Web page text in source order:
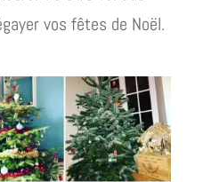
vos fêtes de Noël.